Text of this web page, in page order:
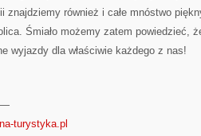
znajdziemy również i całe mnóstwo
Śmiało możemy zatem powiedzieć,
wyjazdy dla właściwie każdego z nas!
turystyka.pl